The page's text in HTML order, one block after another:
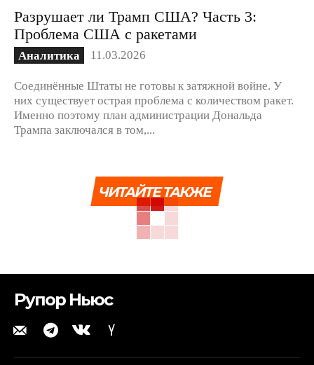
Разрушает ли Трамп США? Часть 3:
Проблема США с ракетами
Аналитика 11.03.2026
Соединённые Штаты не готовы к затяжной войне. У
них существует острая проблема с количеством ракет.
Именно поэтому план администрации Дональда
Трампа заключался в том,...
ЧИТАЙТЕ ТАКЖЕ
Рупор Ньюс